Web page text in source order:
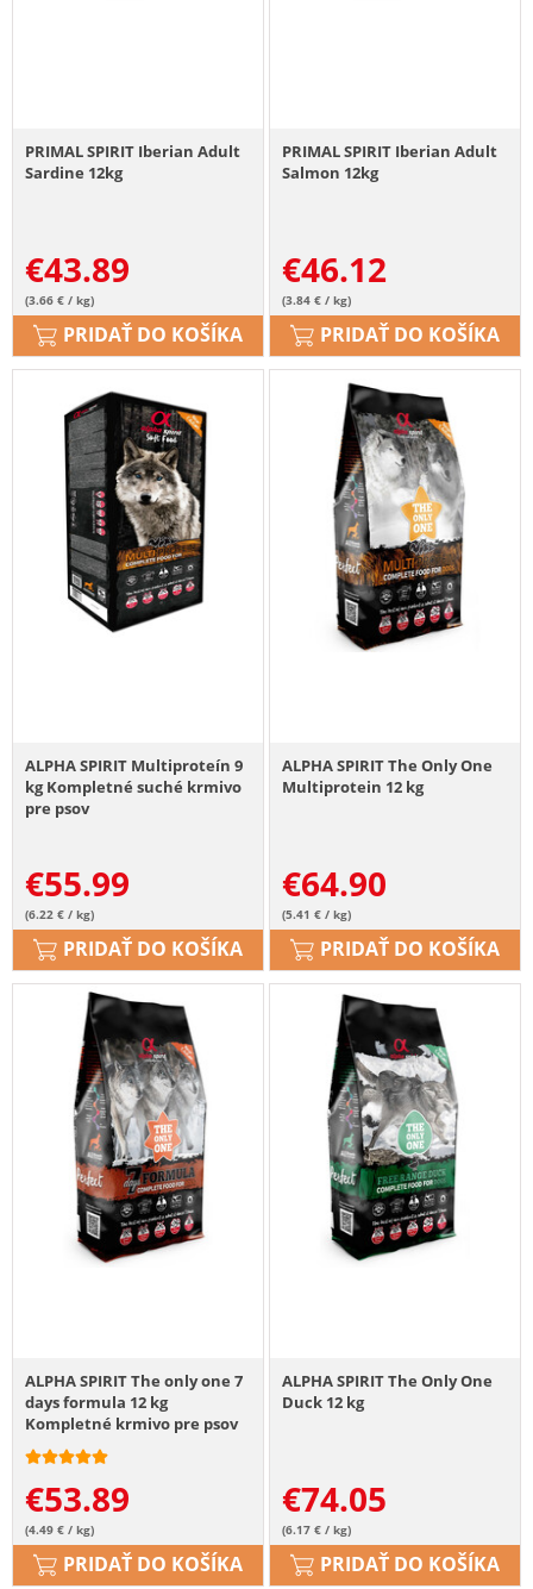
PRIMAL SPIRIT Iberian Adult
Sardine 12kg
€43.89
(3.66 € / kg)
PRIDAŤ DO KOŠÍKA
PRIMAL SPIRIT Iberian Adult
Salmon 12kg
€46.12
(3.84 € / kg)
PRIDAŤ DO KOŠÍKA
ALPHA SPIRIT Multiproteín 9
kg Kompletné suché krmivo
pre psov
€55.99
(6.22 € / kg)
PRIDAŤ DO KOŠÍKA
ALPHA SPIRIT The Only One
Multiprotein 12 kg
€64.90
(5.41 € / kg)
PRIDAŤ DO KOŠÍKA
ALPHA SPIRIT The only one 7
days formula 12 kg
Kompletné krmivo pre psov
€53.89
(4.49 € / kg)
PRIDAŤ DO KOŠÍKA
ALPHA SPIRIT The Only One
Duck 12 kg
€74.05
(6.17 € / kg)
PRIDAŤ DO KOŠÍKA